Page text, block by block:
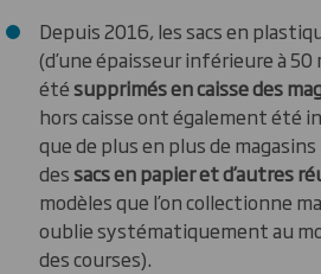
Depuis 2016, les sacs en
(d’une épaisseur inférieure à
étésupprimés en caisse des
hors caisse ont également été
que de plus en plus de
dessacs en papier et d’autres
modèles que l’on collectionne
oublie systématiquement au
des courses).